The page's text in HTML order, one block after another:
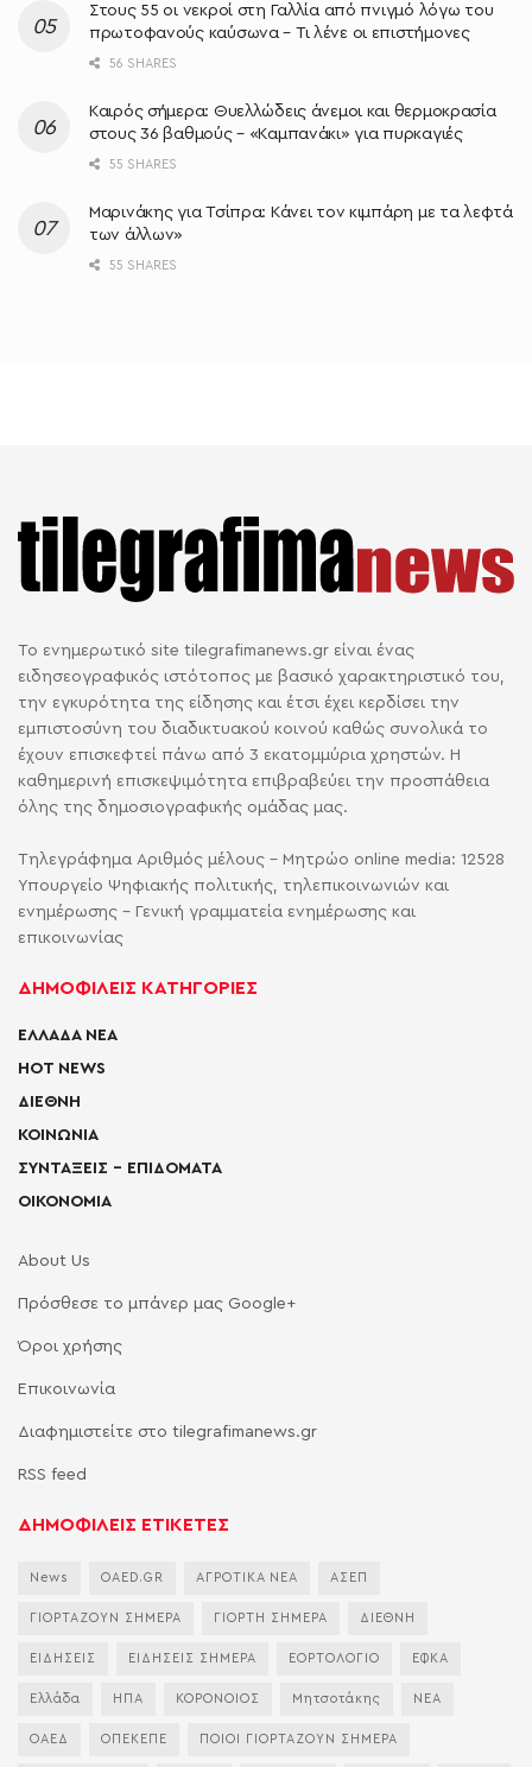
Στους 55 οι νεκροί στη Γαλλία από πνιγμό λόγω του
πρωτοφανούς καύσωνα – Τι λένε οι επιστήμονες
56 SHARES
Καιρός σήμερα: Θυελλώδεις άνεμοι και θερμοκρασία
στους 36 βαθμούς – «Καμπανάκι» για πυρκαγιές
55 SHARES
Μαρινάκης για Τσίπρα: Κάνει τον κιμπάρη με τα λεφτά
των άλλων»
55 SHARES
Το ενημερωτικό site tilegrafimanews.gr είναι ένας
ειδησεογραφικός ιστότοπος με βασικό χαρακτηριστικό του,
την εγκυρότητα της είδησης και έτσι έχει κερδίσει την
εμπιστοσύνη του διαδικτυακού κοινού καθώς συνολικά το
έχουν επισκεφτεί πάνω από 3 εκατομμύρια χρηστών. Η
καθημερινή επισκεψιμότητα επιβραβεύει την προσπάθεια
όλης της δημοσιογραφικής ομάδας μας.
Τηλεγράφημα Αριθμός μέλους - Μητρώο online media: 12528
Υπουργείο Ψηφιακής πολιτικής, τηλεπικοινωνιών και
ενημέρωσης - Γενική γραμματεία ενημέρωσης και
επικοινωνίας
ΔΗΜΟΦΙΛΕΙΣ ΚΑΤΗΓΟΡΙΕΣ
ΕΛΛΑΔΑ ΝΕΑ
HOT NEWS
ΔΙΕΘΝΗ
ΚΟΙΝΩΝΙΑ
ΣΥΝΤΑΞΕΙΣ – ΕΠΙΔΟΜΑΤΑ
ΟΙΚΟΝΟΜΙΑ
About Us
Πρόσθεσε το μπάνερ μας Google+
Όροι χρήσης
Επικοινωνία
Διαφημιστείτε στο tilegrafimanews.gr
RSS feed
ΔΗΜΟΦΙΛΕΙΣ ΕΤΙΚΕΤΕΣ
News OAED.GR ΑΓΡΟΤΙΚΑ ΝΕΑ ΑΣΕΠ
ΓΙΟΡΤΑΖΟΥΝ ΣΗΜΕΡΑ ΓΙΟΡΤΗ ΣΗΜΕΡΑ ΔΙΕΘΝΗ
ΕΙΔΗΣΕΙΣ ΕΙΔΗΣΕΙΣ ΣΗΜΕΡΑ ΕΟΡΤΟΛΟΓΙΟ ΕΦΚΑ
Ελλάδα ΗΠΑ ΚΟΡΟΝΟΙΟΣ Μητσοτάκης ΝΕΑ
ΟΑΕΔ ΟΠΕΚΕΠΕ ΠΟΙΟΙ ΓΙΟΡΤΑΖΟΥΝ ΣΗΜΕΡΑ